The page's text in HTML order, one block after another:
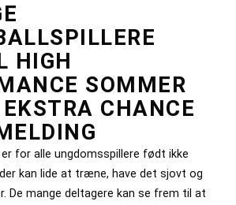
HIGH
SOMMER
CHANCE
for alle ungdomsspillere født ikke
kan lide at træne, have det sjovt og
De mange deltagere kan se frem til at